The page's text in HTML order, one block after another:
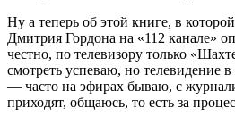
Ну а теперь об этой книге, в
Дмитрия Гордона на «112 канале»
честно, по телевизору только
смотреть успеваю, но телевидение
— часто на эфирах бываю, с
приходят, общаюсь, то есть за